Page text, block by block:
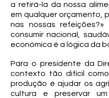
a retirá-la da nossa
em qualquer orçamento,
nas nossas refeições?»
consumir nacional,
económica é a lógica da
Para o presidente da
contexto tão difícil
produção é ajudar os
cultura e preservar